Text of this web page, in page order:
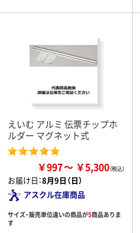
えいむ アルミ 伝票チップホ
ルダー マグネット式
￥997 ￥5,300
お届け日：8月9日（日）
アスクル在庫商品
サイズ・販売単位違いの商品が5商品ありま
す